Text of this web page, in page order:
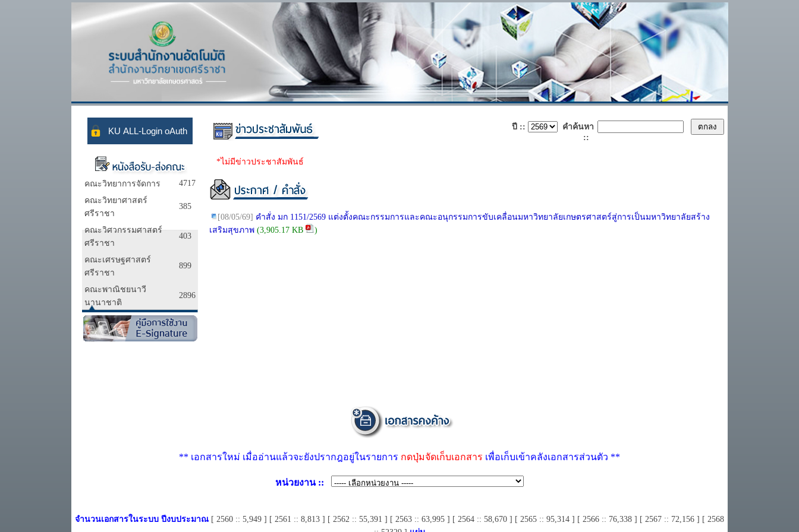
คณะวิทยาการจัดการ
4717
คณะวิทยาศาสตร์
ศรีราชา
385
คณะวิศวกรรมศาสตร์
ศรีราชา
403
คณะเศรษฐศาสตร์
ศรีราชา
899
คณะพาณิชยนาวี
นานาชาติ
2896
ปี ::
คำค้นหา
::
*ไม่มีข่าวประชาสัมพันธ์
[08/05/69] คำสั่ง มก 1151/2569 แต่งตั้งคณะกรรมการและคณะอนุกรรมการขับเคลื่อนมหาวิทยาลัยเกษตรศาสตร์สู่การเป็นมหาวิทยาลัยสร้าง
เสริมสุขภาพ (3,905.17 KB )
** เอกสารใหม่ เมื่ออ่านแล้วจะยังปรากฎอยู่ในรายการ กดปุ่มจัดเก็บเอกสาร เพื่อเก็บเข้าคลังเอกสารส่วนตัว **
หน่วยงาน ::
จำนวนเอกสารในระบบ ปีงบประมาณ [ 2560 :: 5,949 ] [ 2561 :: 8,813 ] [ 2562 :: 55,391 ] [ 2563 :: 63,995 ] [ 2564 :: 58,670 ] [ 2565 :: 95,314 ] [ 2566 :: 76,338 ] [ 2567 :: 72,156 ] [ 2568